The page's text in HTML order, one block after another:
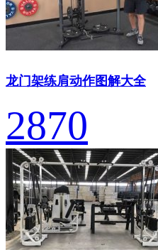
龙门架练肩动作图解大全
2870